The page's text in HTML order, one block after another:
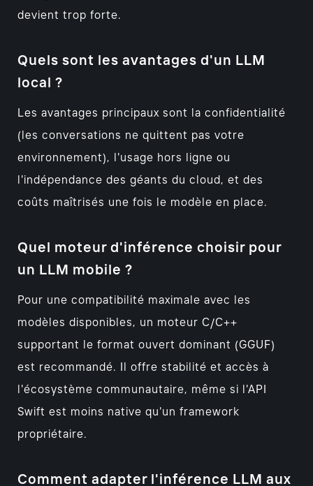
devient trop forte.
Quels sont les avantages d'un LLM
local ?
Les avantages principaux sont la confidentialité
(les conversations ne quittent pas votre
environnement), l'usage hors ligne ou
l'indépendance des géants du cloud, et des
coûts maîtrisés une fois le modèle en place.
Quel moteur d'inférence choisir pour
un LLM mobile ?
Pour une compatibilité maximale avec les
modèles disponibles, un moteur C/C++
supportant le format ouvert dominant (GGUF)
est recommandé. Il offre stabilité et accès à
l'écosystème communautaire, même si l'API
Swift est moins native qu'un framework
propriétaire.
Comment adapter l'inférence LLM aux